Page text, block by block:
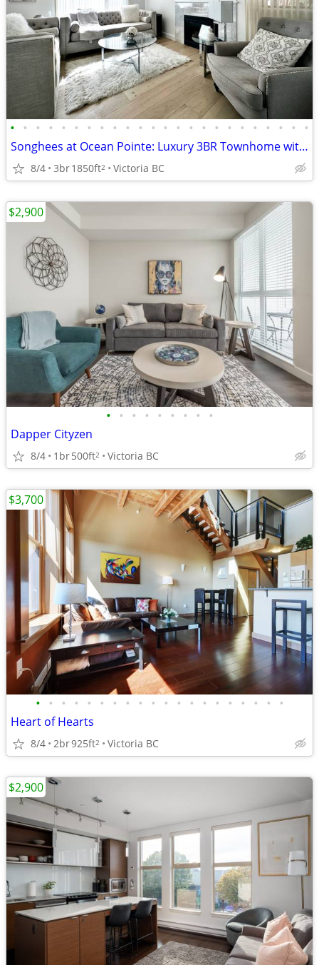
• • • • • • • • • • • • • • • • • • • • • • • •
Songhees at Ocean Pointe: Luxury 3BR Townhome with Garden Oasis
8/4 3br1850ft2 Victoria BC
• • • • • • • • •
Dapper Cityzen
8/4 1br500ft2 Victoria BC
$2,900
• • • • • • • • • • • • • • • • • • • •
Heart of Hearts
8/4 2br925ft2 Victoria BC
$3,700
$2,900